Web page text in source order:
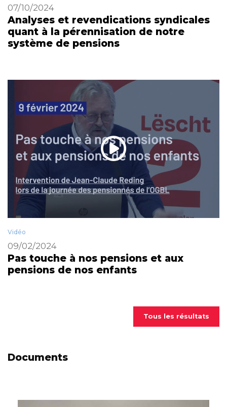
07/10/2024
Analyses et revendications syndicales
quant à la pérennisation de notre
système de pensions
Vidéo
09/02/2024
Pas touche à nos pensions et aux
pensions de nos enfants
Tous les résultats
Documents